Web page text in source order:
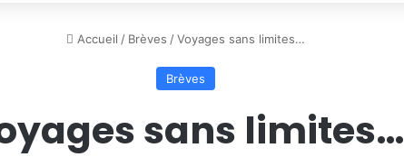
Accueil / Brèves / Voyages sans limites…
Brèves
sans limites…